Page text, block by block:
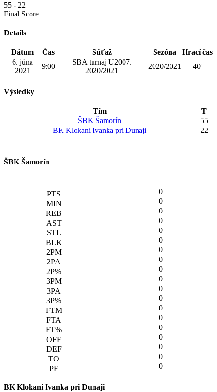
55 - 22
Final Score
Details
Dátum Čas Súťaž Sezóna
Hrací čas
6. júna
2021
9:00
SBA turnaj U2007,
2020/2021
2020/2021 40'
Výsledky
Tím
T
ŠBK Šamorín
55
BK Klokani Ivanka pri Dunaji
22
ŠBK Šamorín
0
0
0
0
0
0
0
0
0
0
0
0
0
0
0
0
0
0
0
BK Klokani Ivanka pri Dunaji